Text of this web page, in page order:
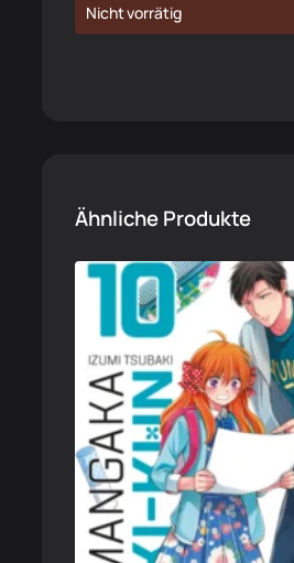
Nicht vorrätig
Ähnliche Produkte